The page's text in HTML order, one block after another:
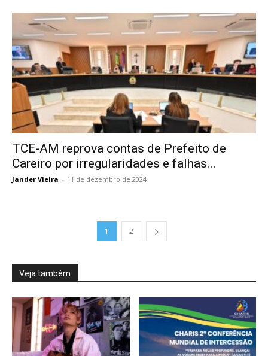
TCE-AM reprova contas de Prefeito de
Careiro por irregularidades e falhas...
Jander Vieira - 11 de dezembro de 2024
1 2
Veja também